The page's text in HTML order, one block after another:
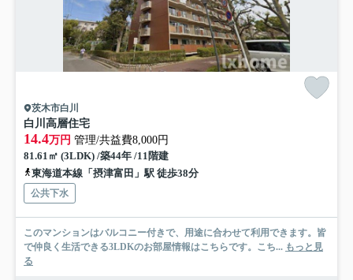
茨木市白川
白川高層住宅
14.4万円 管理/共益費8,000円
81.61㎡ (3LDK) /築44年 /11階建
東海道本線「摂津富田」駅 徒歩38分
公共下水
このマンションはバルコニー付きで、用途に合わせて利用できます。皆
で仲良く生活できる3LDKのお部屋情報はこちらです。こち... もっと見
る